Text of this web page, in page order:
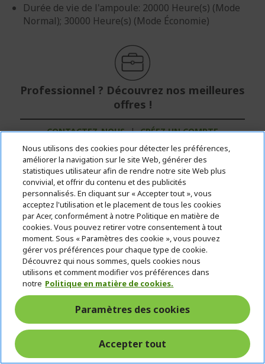
Durée de vie de l'ampoule: 20000 Heure(s) (Mode
Normal); 30000 Heure(s) (Mode Économie)
Professionnel ? Découvrez nos meilleures
offres !
CONTACTEZ-NOUS | CRÉEZ UN COMPTE
CHF 251.00
EN STOCK
(LIVRAISON : 1 À 5 JOURS OUVRÉS)
Quantité :
Aller au produit
Ajouter au panier
Nous utilisons des cookies pour détecter les préférences,
améliorer la navigation sur le site Web, générer des
statistiques utilisateur afin de rendre notre site Web plus
convivial, et offrir du contenu et des publicités
personnalisés. En cliquant sur « Accepter tout », vous
acceptez l'utilisation et le placement de tous les cookies
par Acer, conformément à notre Politique en matière de
cookies. Vous pouvez retirer votre consentement à tout
moment. Sous « Paramètres des cookie », vous pouvez
gérer vos préférences pour chaque type de cookie.
Découvrez qui nous sommes, quels cookies nous
utilisons et comment modifier vos préférences dans
notre Politique en matière de cookies.
Paramètres des cookies
Accepter tout